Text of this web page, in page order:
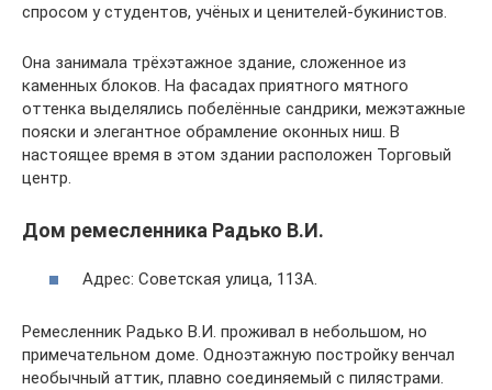
спросом у студентов, учёных и ценителей-букинистов.
Она занимала трёхэтажное здание, сложенное из
каменных блоков. На фасадах приятного мятного
оттенка выделялись побелённые сандрики, межэтажные
пояски и элегантное обрамление оконных ниш. В
настоящее время в этом здании расположен Торговый
центр.
Дом ремесленника Радько В.И.
Адрес: Советская улица, 113А.
Ремесленник Радько В.И. проживал в небольшом, но
примечательном доме. Одноэтажную постройку венчал
необычный аттик, плавно соединяемый с пилястрами.